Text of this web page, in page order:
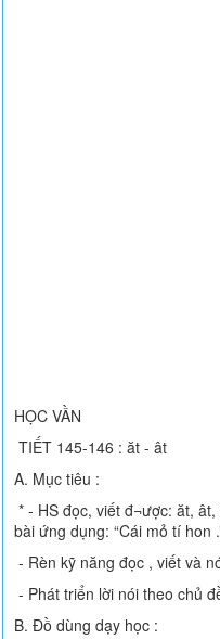
HỌC VẦN
TIẾT 145-146 : ăt - ât
A. Mục tiêu :
* - HS đọc, viết đ¬ược: ăt,
bài ứng dụng: “Cái mỏ tí hon
- Rèn kỹ năng đọc , viết và
- Phát triển lời nói theo chủ
B. Đồ dùng dạy học :